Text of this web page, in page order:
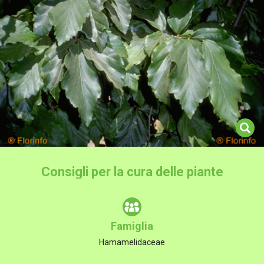
Consigli per la cura delle piante
Famiglia
Hamamelidaceae